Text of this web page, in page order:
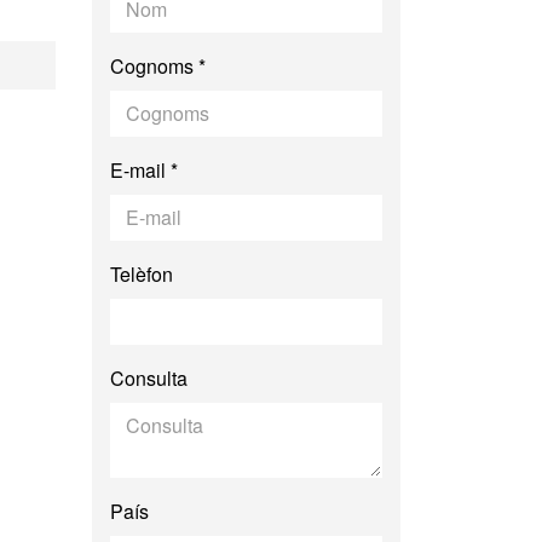
Cognoms *
E-mail *
Telèfon
Consulta
País